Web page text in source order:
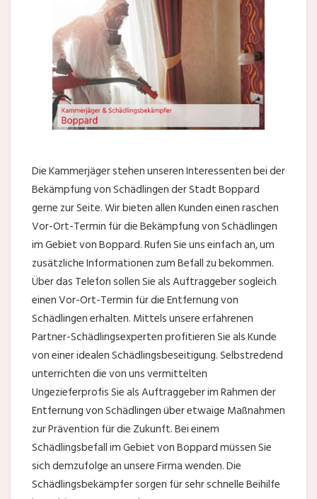
Die Kammerjäger stehen unseren Interessenten bei der
Bekämpfung von Schädlingen der Stadt Boppard
gerne zur Seite. Wir bieten allen Kunden einen raschen
Vor-Ort-Termin für die Bekämpfung von Schädlingen
im Gebiet von Boppard. Rufen Sie uns einfach an, um
zusätzliche Informationen zum Befall zu bekommen.
Über das Telefon sollen Sie als Auftraggeber sogleich
einen Vor-Ort-Termin für die Entfernung von
Schädlingen erhalten. Mittels unsere erfahrenen
Partner-Schädlingsexperten profitieren Sie als Kunde
von einer idealen Schädlingsbeseitigung. Selbstredend
unterrichten die von uns vermittelten
Ungezieferprofis Sie als Auftraggeber im Rahmen der
Entfernung von Schädlingen über etwaige Maßnahmen
zur Prävention für die Zukunft. Bei einem
Schädlingsbefall im Gebiet von Boppard müssen Sie
sich demzufolge an unsere Firma wenden. Die
Schädlingsbekämpfer sorgen für sehr schnelle Beihilfe